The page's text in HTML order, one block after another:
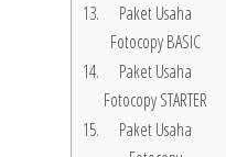
Paket Usaha
Fotocopy BASIC
Paket Usaha
Fotocopy STARTER
Paket Usaha